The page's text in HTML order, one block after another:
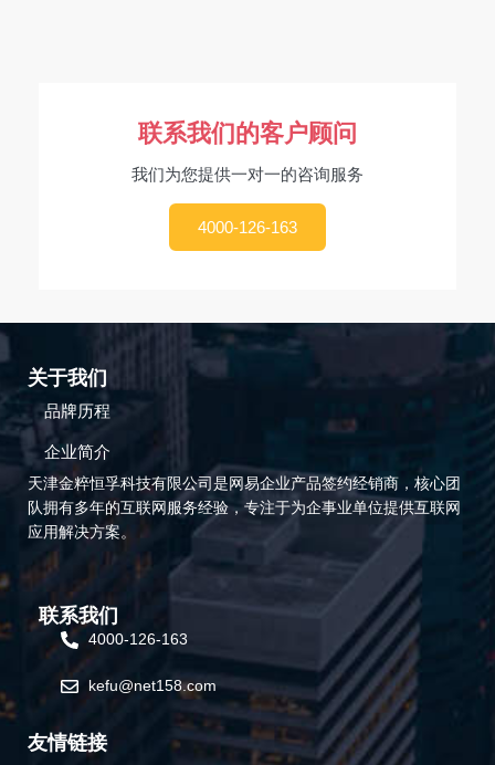
联系我们的客户顾问
我们为您提供一对一的咨询服务
4000-126-163
关于我们
品牌历程
企业简介
天津金粹恒孚科技有限公司是网易企业产品签约经销商，核心团
队拥有多年的互联网服务经验，专注于为企事业单位提供互联网
应用解决方案。
联系我们
4000-126-163
kefu@net158.com
友情链接